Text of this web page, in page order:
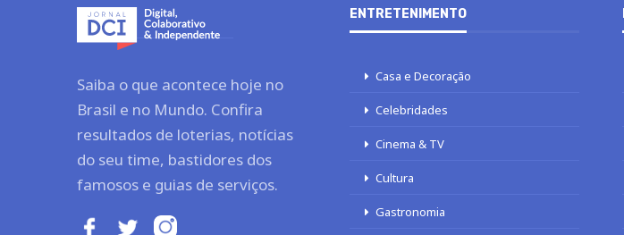
Saiba o que acontece hoje no
Brasil e no Mundo. Confira
resultados de loterias, notícias
do seu time, bastidores dos
famosos e guias de serviços.
ENTRETENIMENTO
Casa e Decoração
Celebridades
Cinema & TV
Cultura
Gastronomia